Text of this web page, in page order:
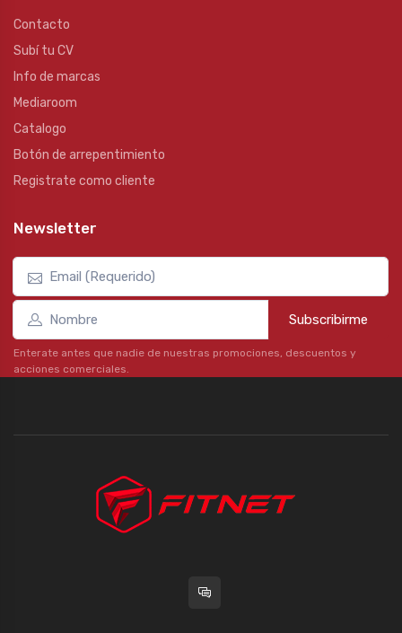
Contacto
Subí tu CV
Info de marcas
Mediaroom
Catalogo
Botón de arrepentimiento
Registrate como cliente
Newsletter
Subscribirme
Enterate antes que nadie de nuestras promociones, descuentos y
acciones comerciales.